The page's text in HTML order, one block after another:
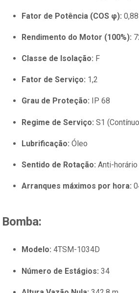
Fator de Potência (COS φ): 0,88
Rendimento do Motor (100%):
Classe de Isolação: F
Fator de Serviço: 1,2
Grau de Proteção: IP 68
Regime de Serviço: S1
Lubrificação: Óleo
Sentido de Rotação: Anti-horário
Arranques máximos por hora:
Bomba:
Modelo: 4TSM-1034D
Número de Estágios: 34